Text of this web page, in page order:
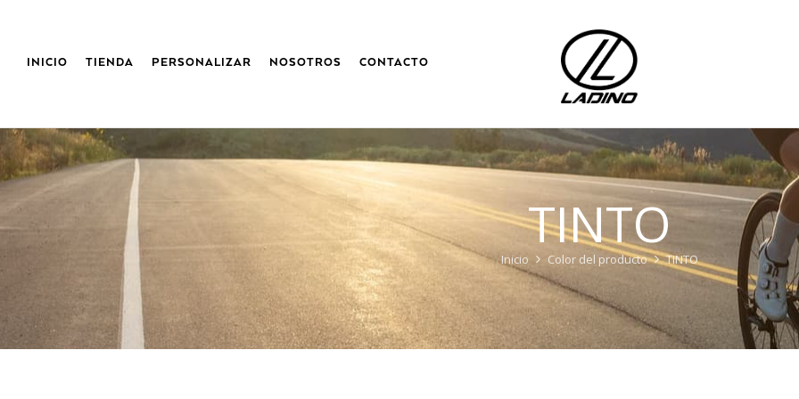
INICIO TIENDA PERSONALIZAR NOSOTROS CONTACTO
TINTO
Inicio Color del producto TINTO